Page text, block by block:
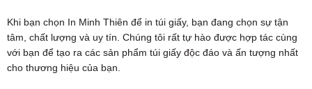
Khi bạn chọn In Minh Thiên để in túi giấy, bạn đang chọn sự tận
tâm, chất lượng và uy tín. Chúng tôi rất tự hào được hợp tác cùng
với bạn để tạo ra các sản phẩm túi giấy độc đáo và ấn tượng nhất
cho thương hiệu của bạn.